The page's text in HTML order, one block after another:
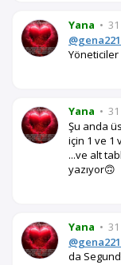
Yana •
Yöneticiler
Yana •
Şu anda
için 1 ve 1
...ve alt
yazıyor🙃
Yana •
da